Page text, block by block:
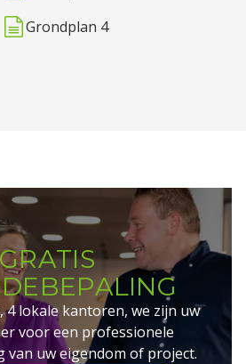
Grondplan 4
GRATIS
4 lokale kantoren, we zijn uw
voor een professionele
van uw eigendom of project.